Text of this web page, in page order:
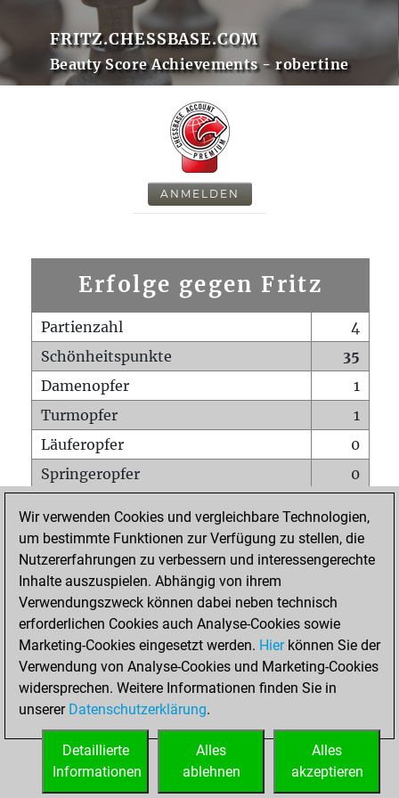
FRITZ.CHESSBASE.COM
Beauty Score Achievements - robertine
ANMELDEN
Erfolge gegen Fritz
Partienzahl
4
Schönheitspunkte
35
Damenopfer
1
Turmopfer
1
Läuferopfer
0
Springeropfer
0
Matt auf vollem Brett
0
Bauer setzt Matt
0
Erstickte Matts
Unterverwandlungen
Türme auf der siebten
0
STARTSEITE
Wir verwenden Cookies und vergleichbare Technologien,
um bestimmte Funktionen zur Verfügung zu stellen, die
Nutzererfahrungen zu verbessern und interessengerechte
Inhalte auszuspielen. Abhängig von ihrem
Verwendungszweck können dabei neben technisch
erforderlichen Cookies auch Analyse-Cookies sowie
Marketing-Cookies eingesetzt werden. Hierkönnen Sie der
Verwendung von Analyse-Cookies und Marketing-Cookies
widersprechen. Weitere Informationen finden Sie in
unserer Datenschutzerklärung.
Alles
akzeptieren
Alles
ablehnen
Detaillierte
Informationen